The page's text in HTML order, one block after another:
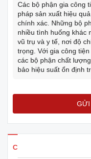
Các bộ phận gia công
pháp sản xuất hiệu
chính xác. Những bộ
nhiều tình huống khác
vũ trụ và y tế, nơi độ
trọng. Với gia công
các bộ phận chất
bảo hiệu suất ổn định
GỬI
Chi tiết sản phẩm